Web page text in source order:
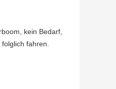
kein Bedarf,
fahren.